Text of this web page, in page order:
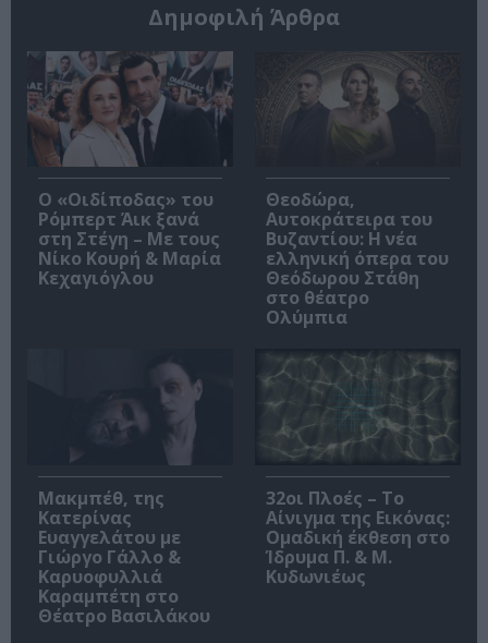
Δημοφιλή Άρθρα
O «Οιδίποδας» του
Ρόμπερτ Άικ ξανά
στη Στέγη – Με τους
Νίκο Κουρή & Μαρία
Κεχαγιόγλου
Θεοδώρα,
Αυτοκράτειρα του
Βυζαντίου: Η νέα
ελληνική όπερα του
Θεόδωρου Στάθη
στο θέατρο
Ολύμπια
Μακμπέθ, της
Κατερίνας
Ευαγγελάτου με
Γιώργο Γάλλο &
Καρυοφυλλιά
Καραμπέτη στο
Θέατρο Βασιλάκου
32οι Πλοές – Το
Αίνιγμα της Εικόνας:
Ομαδική έκθεση στο
Ίδρυμα Π. & Μ.
Κυδωνιέως